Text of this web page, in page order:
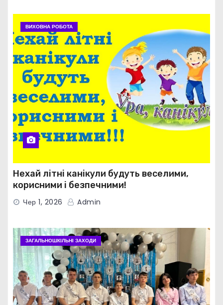
ВИХОВНА РОБОТА
Нехай літні канікули будуть веселими,
корисними і безпечними!
Чер 1, 2026 Admin
ЗАГАЛЬНОШКІЛЬНІ ЗАХОДИ